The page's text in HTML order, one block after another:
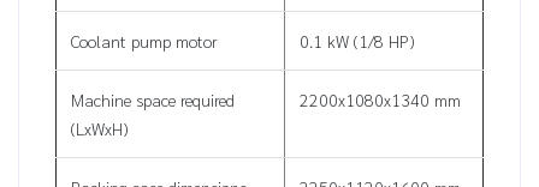
Coolant pump motor 0.1 kW (1/8 HP)
Machine space required
(LxWxH)
2200x1080x1340 mm